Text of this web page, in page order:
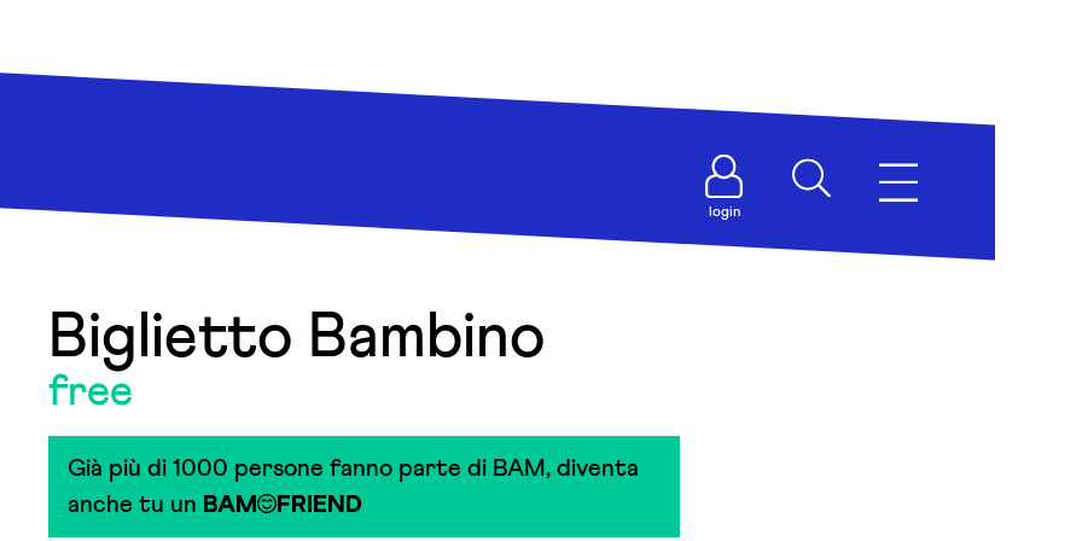
login
Biglietto Bambino
free
Già più di 1000 persone fanno parte di BAM, diventa
anche tu un BAM FRIEND